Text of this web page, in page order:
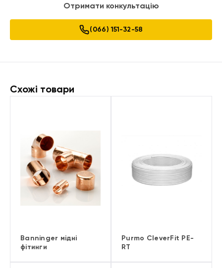
Отримати конкультацію
(066) 151-32-58
Схожі товари
Banninger мідні
фітинги
Purmo CleverFit PE-
RT